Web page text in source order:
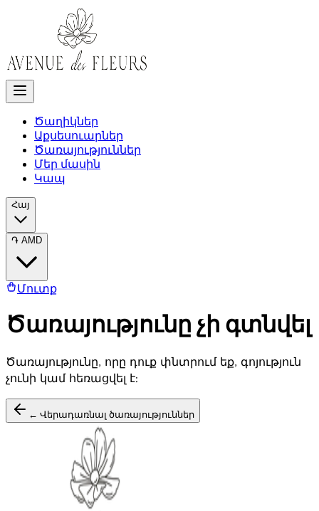
Ծաղիկներ
Աքսեսուարներ
Ծառայություններ
Մեր մասին
Կապ
Հայ
֏ AMD
Մուտք
Ծառայությունը չի գտնվել
Ծառայությունը, որը դուք փնտրում եք, գոյություն
չունի կամ հեռացվել է:
← Վերադառնալ ծառայություններ